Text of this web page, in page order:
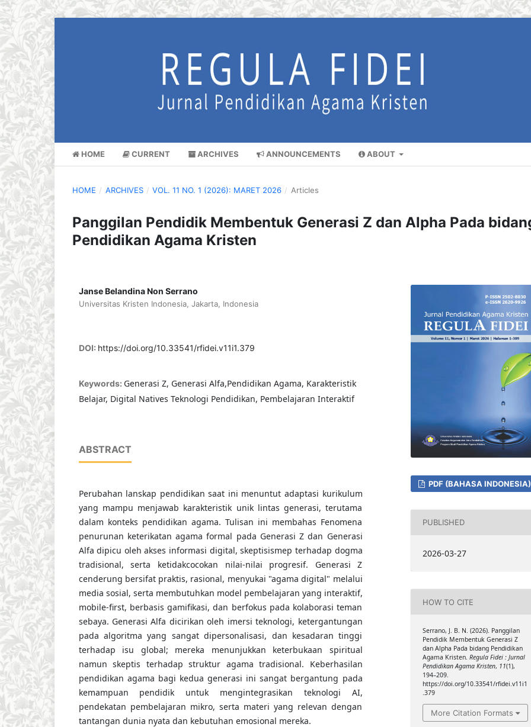
HOME CURRENT ARCHIVES ANNOUNCEMENTS ABOUT
HOME / ARCHIVES / VOL. 11 NO. 1 (2026): MARET 2026 / Articles
Panggilan Pendidik Membentuk Generasi Z dan Alpha Pada
Pendidikan Agama Kristen
Janse Belandina Non Serrano
Universitas Kristen Indonesia, Jakarta, Indonesia
DOI: https://doi.org/10.33541/rfidei.v11i1.379
Keywords: Generasi Z, Generasi Alfa,Pendidikan Agama, Karakteristik
Belajar, Digital Natives Teknologi Pendidikan, Pembelajaran Interaktif
ABSTRACT
Perubahan lanskap pendidikan saat ini menuntut adaptasi kurikulum
yang mampu menjawab karakteristik unik lintas generasi, terutama
dalam konteks pendidikan agama. Tulisan ini membahas Fenomena
penurunan keterikatan agama formal pada Generasi Z dan Generasi
Alfa dipicu oleh akses informasi digital, skeptisismep terhadap dogma
tradisional, serta ketidakcocokan nilai-nilai progresif. Generasi Z
cenderung bersifat praktis, rasional, menyukai "agama digital" melalui
media sosial, serta membutuhkan model pembelajaran yang interaktif,
mobile-first, berbasis gamifikasi, dan berfokus pada kolaborasi teman
sebaya. Generasi Alfa dicirikan oleh imersi teknologi, ketergantungan
pada algoritma yang sangat dipersonalisasi, dan kesadaran tinggi
terhadap isu global; mereka menunjukkan keterbukaan spiritual
namun skeptis terhadap struktur agama tradisional. Keberhasilan
pendidikan agama bagi kedua generasi ini sangat bergantung pada
kemampuan pendidik untuk mengintegrasikan teknologi AI,
pendekatan pembelajaran mikro, serta materi yang relevan dengan
tantangan dunia nyata dan kebutuhan emosional mereka.
PDF (BAHASA INDONESIA)
PUBLISHED
2026-03-27
HOW TO CITE
Serrano, J. B. N. (2026). Panggilan
Pendidik Membentuk Generasi Z
dan Alpha Pada bidang Pendidikan
Agama Kristen. Regula Fidei : Jurnal
Pendidikan Agama Kristen, 11(1),
194–209.
https://doi.org/10.33541/rfidei.v11i1
.379
More Citation Formats